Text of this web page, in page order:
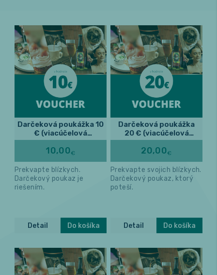
Fitness
Darčeková poukážka 10
€ (viacúčelová
poukážka)
10,00€
Prekvapte blízkych.
Darčekový poukaz je
riešením.
Detail Do košíka
Darčeková poukážka
20 € (viacúčelová
poukážka)
20,00€
Prekvapte svojich blízkych.
Darčekový poukaz, ktorý
poteší.
Detail Do košíka